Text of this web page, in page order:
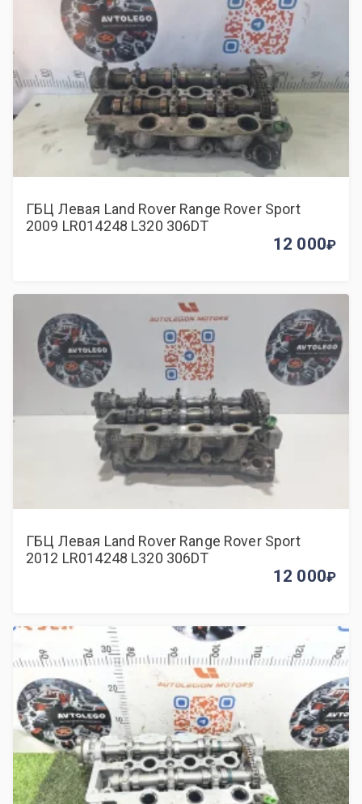
ГБЦ Левая Land Rover Range Rover Sport
2009 LR014248 L320 306DT
12 000
ГБЦ Левая Land Rover Range Rover Sport
2012 LR014248 L320 306DT
12 000